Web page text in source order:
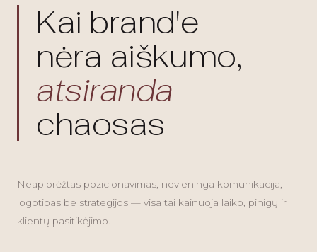
Kai brand'e
nėra aiškumo,
atsiranda
chaosas
Neapibrėžtas pozicionavimas, nevieninga komunikacija,
logotipas be strategijos — visa tai kainuoja laiko, pinigų ir
klientų pasitikėjimo.